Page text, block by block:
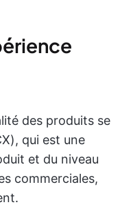
des produits se
qui est une
et du niveau
commerciales,